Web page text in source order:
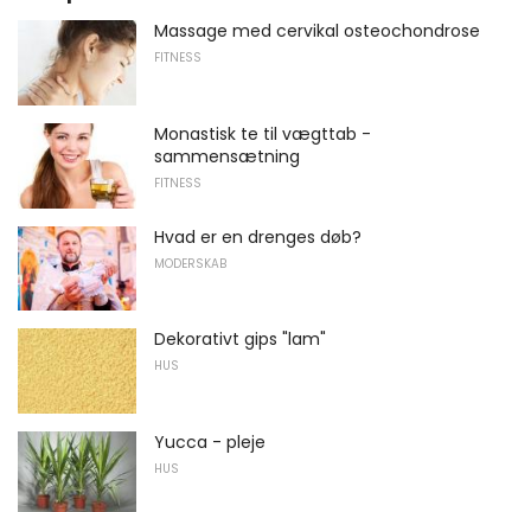
Massage med cervikal osteochondrose
FITNESS
Monastisk te til vægttab -
sammensætning
FITNESS
Hvad er en drenges døb?
MODERSKAB
Dekorativt gips "lam"
HUS
Yucca - pleje
HUS